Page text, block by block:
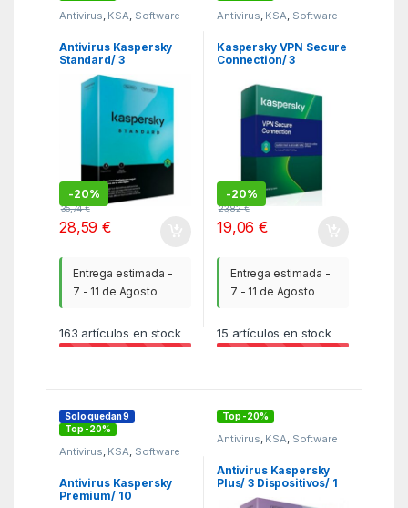
Antivirus, KSA, Software
Antivirus Kaspersky
Standard/ 3
Dispositivos/ 1 Año
-20%
35,74€
28,59€
Entrega estimada -
7 - 11 de Agosto
163 artículos en stock
Antivirus, KSA, Software
Kaspersky VPN Secure
Connection/ 3
-20%
23,82€
19,06€
Entrega estimada -
7 - 11 de Agosto
15 artículos en stock
Solo quedan 9
Top -20%
Antivirus KSA Software
Antivirus Kaspersky
Premium/ 10
Top -20%
Antivirus KSA Software
Antivirus Kaspersky
Plus/ 3 Dispositivos/ 1